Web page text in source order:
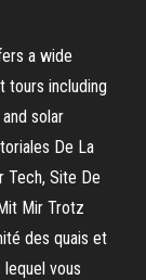
a wide
tours including
solar
De La
Tech, Site De
Mir Trotz
des quais et
vous